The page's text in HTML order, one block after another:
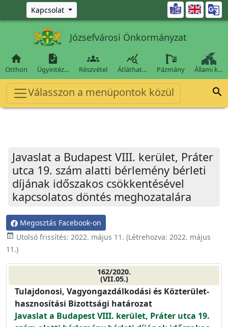
Ugrás a fő tartalomra
Kapcsolat 
Józsefvárosi Önkormányzat

Otthon

Ügyintéz…

Részvétel

Átláthat… Pázmány Állami k…
Válasszon a menüpontok közül 
Javaslat a Budapest VIII. kerület, Práter
utca 19. szám alatti bérlemény bérleti
díjának időszakos csökkentésével
kapcsolatos döntés meghozatalára
Megosztás Facebook-on
event_available Utolsó frissítés: 2022. május 11. (Létrehozva: 2022. május
11.)
162/2020.
(VII.05.)
Tulajdonosi, Vagyongazdálkodási és Közterület-
hasznosítási Bizottsági határozat
Javaslat a Budapest VIII. kerület, Práter utca 19.